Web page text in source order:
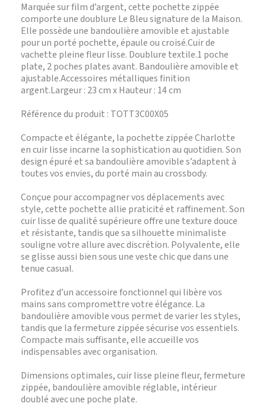
Marquée sur film d’argent, cette pochette zippée
comporte une doublure Le Bleu signature de la Maison.
Elle possède une bandoulière amovible et ajustable
pour un porté pochette, épaule ou croisé.Cuir de
vachette pleine fleur lisse. Doublure textile.1 poche
plate, 2 poches plates avant. Bandoulière amovible et
ajustable.Accessoires métalliques finition
argent.Largeur : 23 cm x Hauteur : 14 cm
Référence du produit : TOTT3C00X05
Compacte et élégante, la pochette zippée Charlotte
en cuir lisse incarne la sophistication au quotidien. Son
design épuré et sa bandoulière amovible s’adaptent à
toutes vos envies, du porté main au crossbody.
Conçue pour accompagner vos déplacements avec
style, cette pochette allie praticité et raffinement. Son
cuir lisse de qualité supérieure offre une texture douce
et résistante, tandis que sa silhouette minimaliste
souligne votre allure avec discrétion. Polyvalente, elle
se glisse aussi bien sous une veste chic que dans une
tenue casual.
Profitez d’un accessoire fonctionnel qui libère vos
mains sans compromettre votre élégance. La
bandoulière amovible vous permet de varier les styles,
tandis que la fermeture zippée sécurise vos essentiels.
Compacte mais suffisante, elle accueille vos
indispensables avec organisation.
Dimensions optimales, cuir lisse pleine fleur, fermeture
zippée, bandoulière amovible réglable, intérieur
doublé avec une poche plate.